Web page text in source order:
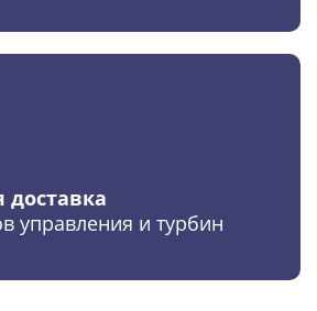
доставка
управления и турбин